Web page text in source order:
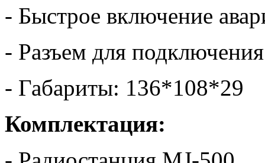
- Быстрое включение
- Разъем для
- Габариты: 136*108*29
Комплектация: